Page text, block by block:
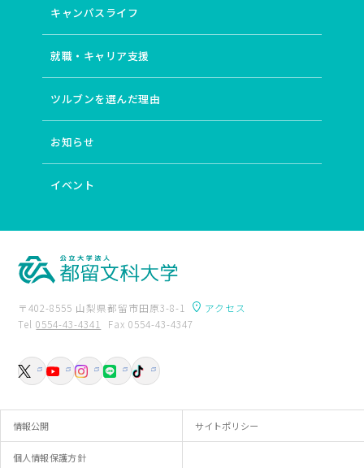
入試資料請求
お問い合わせ
キャンパスライフ
就職・キャリア支援
ツルブンを選んだ理由
お知らせ
イベント
〒402-8555 山梨県都留市田原3-8-1
アクセス
Tel0554-43-4341 Fax 0554-43-4347
情報公開 サイトポリシー
個人情報保護方針